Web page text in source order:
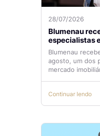
28/07/2026
Blumenau
especialistas em vendas do
mercado
Blumenau
agosto, um dos
mercado
Continuar lendo